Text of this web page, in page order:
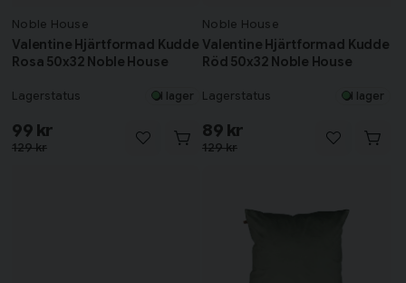
Noble House
Valentine Hjärtformad Kudde
Rosa 50x32 Noble House
Lagerstatus I lager
129 kr
99 kr
Noble House
Valentine Hjärtformad Kudde
Röd 50x32 Noble House
Lagerstatus I lager
129 kr
89 kr